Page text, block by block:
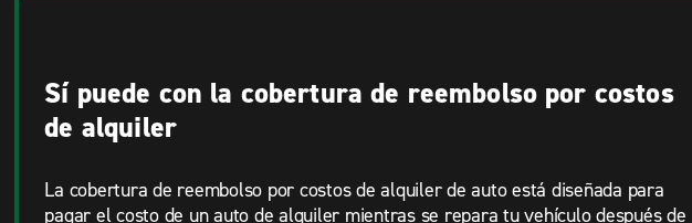
Sí puede con la cobertura de reembolso por costos
de alquiler
La cobertura de reembolso por costos de alquiler de auto está diseñada para
pagar el costo de un auto de alquiler mientras se repara tu vehículo después de